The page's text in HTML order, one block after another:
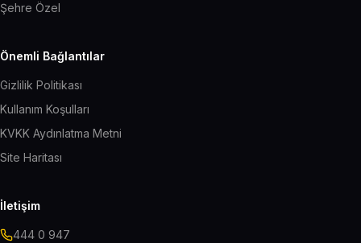
Şehre Özel
Önemli Bağlantılar
Gizlilik Politikası
Kullanım Koşulları
KVKK Aydınlatma Metni
Site Haritası
İletişim
444 0 947